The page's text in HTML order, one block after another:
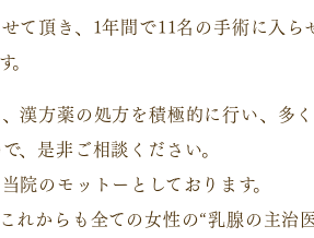
て頂き、1年間で11名の手術に入
漢方薬の処方を積極的に行い、多
、是非ご相談ください。
のモットーとしております。
からも全ての女性の“乳腺の主治